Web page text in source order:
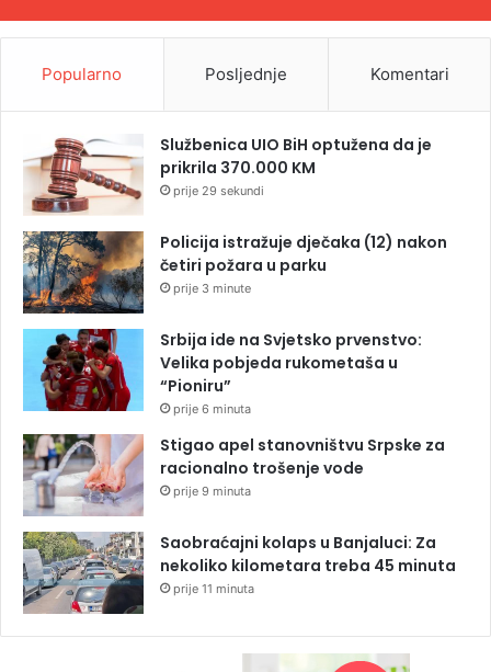
Popularno Posljednje Komentari
Službenica UIO BiH optužena da je
prikrila 370.000 KM
prije 29 sekundi
Policija istražuje dječaka (12) nakon
četiri požara u parku
prije 3 minute
Srbija ide na Svjetsko prvenstvo:
Velika pobjeda rukometaša u
“Pioniru”
prije 6 minuta
Stigao apel stanovništvu Srpske za
racionalno trošenje vode
prije 9 minuta
Saobraćajni kolaps u Banjaluci: Za
nekoliko kilometara treba 45 minuta
prije 11 minuta